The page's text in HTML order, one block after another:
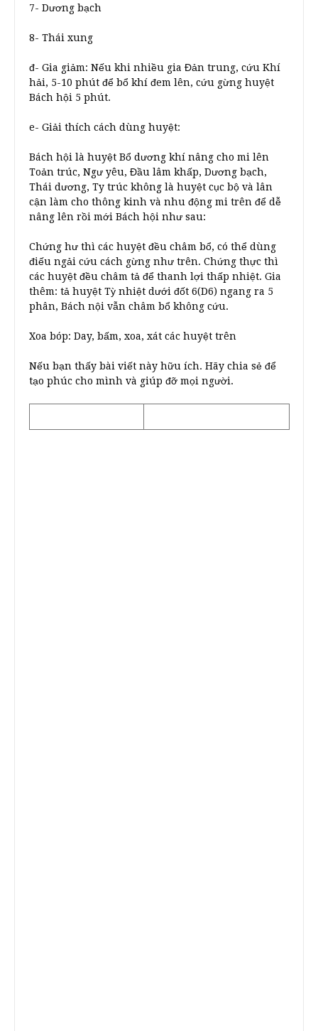
7- Dương bạch
8- Thái xung
đ- Gia giảm: Nếu khi nhiều gia Đản trung, cứu Khí
hải, 5-10 phút để bổ khí đem lên, cứu gừng huyệt
Bách hội 5 phút.
e- Giải thích cách dùng huyệt:
Bách hội là huyệt Bổ dương khí nâng cho mi lên
Toản trúc, Ngư yêu, Đầu lâm khấp, Dương bạch,
Thái dương, Ty trúc không là huyệt cục bộ và lân
cận làm cho thông kinh và nhu động mi trên để dễ
nâng lên rồi mới Bách hội như sau:
Chứng hư thì các huyệt đều châm bổ, có thể dùng
điếu ngải cứu cách gừng như trên. Chứng thực thì
các huyệt đều châm tả để thanh lợi thấp nhiệt. Gia
thêm: tả huyệt Tỳ nhiệt dưới đốt 6(D6) ngang ra 5
phân, Bách nội vẫn châm bổ không cứu.
Xoa bóp: Day, bấm, xoa, xát các huyệt trên
Nếu bạn thấy bài viết này hữu ích. Hãy chia sẻ để
tạo phúc cho mình và giúp đỡ mọi người.